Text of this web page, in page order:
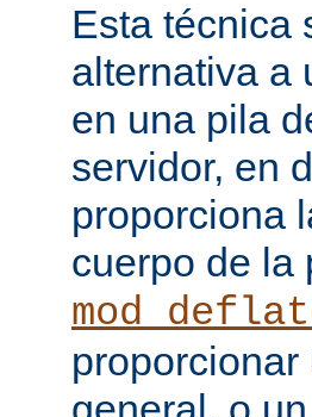
Esta técnica
alternativa a
en una pila
servidor, en
proporciona
cuerpo de la